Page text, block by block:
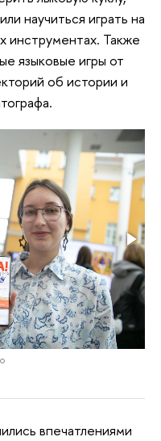
научиться играть на
инструментах. Также
языковые игры от
об истории и
впечатлениями